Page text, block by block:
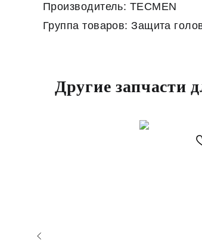
Производитель: TECMEN
Группа товаров: Защита
Другие запчасти